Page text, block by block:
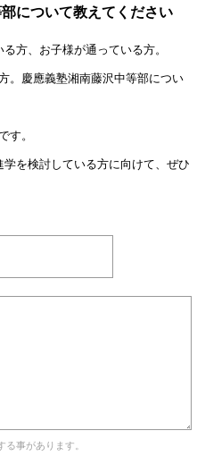
について教えてください
方、お子様が通っている方。
。慶應義塾湘南藤沢中等部につい
。
学を検討している方に向けて、ぜひ
事があります。